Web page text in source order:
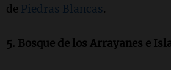
de Piedras Blancas.
5. Bosque de los Arrayanes e